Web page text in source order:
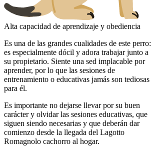
Alta capacidad de aprendizaje y obediencia
Es una de las grandes cualidades de este perro:
es especialmente dócil y adora trabajar junto a
su propietario. Siente una sed implacable por
aprender, por lo que las sesiones de
entrenamiento o educativas jamás son tediosas
para él.
Es importante no dejarse llevar por su buen
carácter y olvidar las sesiones educativas, que
siguen siendo necesarias y que deberán dar
comienzo desde la llegada del Lagotto
Romagnolo cachorro al hogar.